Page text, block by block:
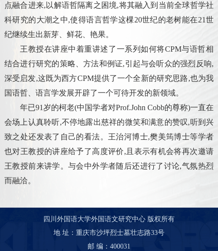
点融合进来,以解语哲隔离之困境,将其融入到当前全球哲学社
科研究的大潮之中,使得语言哲学这棵20世纪的老树能在21世
纪继续生出新芽、鲜花、艳果。
王教授在讲座中着重讲述了一系列如何将CPM与语哲相
结合进行研究的策略、方法和例证,引起与会听众的强烈反响,
深受启发,这既为西方CPM提供了一个全新的研究思路,也为我
国语哲、语言学发展开辟了一个可待开发的新领域。
年已91岁的柯老(中国学者对Prof.John Cobb的尊称)一直在
会场上认真聆听,不停地露出慈祥的微笑和满意的赞叹,听到兴
致之处还发表了自己的看法。王治河博士,樊美筠博士等学者
也对王教授的讲座给予了高度评价,且表示有机会将再次邀请
王教授前来讲学。与会中外学者随后还进行了讨论,气氛热烈
而融洽。
四川外国语大学外国语文研究中心 版权所有
地 址：重庆市沙坪烈士墓壮志路33号
邮 编：400031